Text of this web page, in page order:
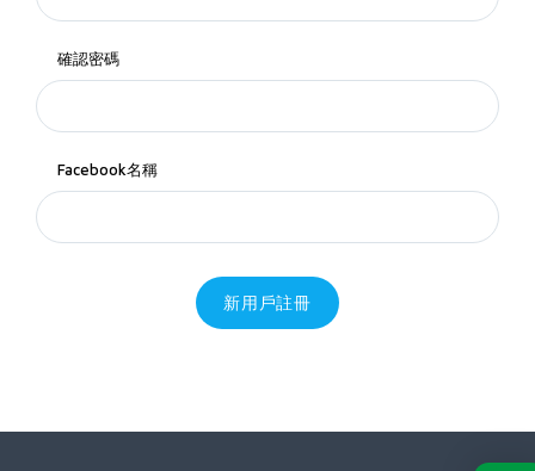
確認密碼
Facebook名稱
新用戶註冊